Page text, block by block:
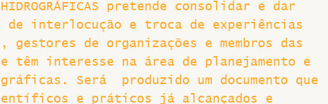
HIDROGRÁFICAS pretende consolidar e dar
de interlocução e troca de experiências
gestores de organizações e membros das
e têm interesse na área de planejamento e
Será  produzido um documento que
e práticos já alcançados e